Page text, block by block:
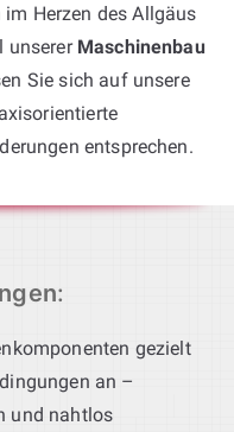
Herzen des Allgäus
unserer Maschinenbau
Sie sich auf unsere
entsprechen.
:
gezielt
an –
und nahtlos